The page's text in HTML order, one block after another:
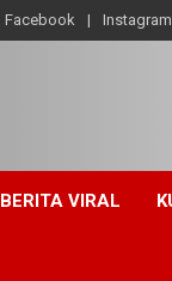
Facebook Instagram
BERITA VIRAL